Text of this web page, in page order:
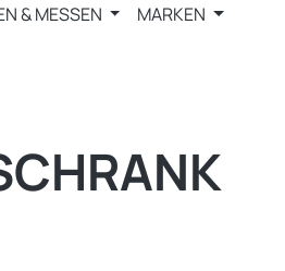
& MESSEN MARKEN